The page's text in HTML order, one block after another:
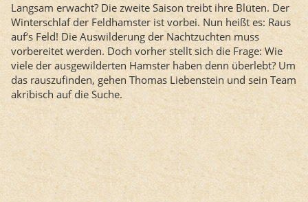
Langsam erwacht? Die zweite Saison treibt ihre Blüten. Der
Winterschlaf der Feldhamster ist vorbei. Nun heißt es: Raus
auf‘s Feld! Die Auswilderung der Nachtzuchten muss
vorbereitet werden. Doch vorher stellt sich die Frage: Wie
viele der ausgewilderten Hamster haben denn überlebt? Um
das rauszufinden, gehen Thomas Liebenstein und sein Team
akribisch auf die Suche.